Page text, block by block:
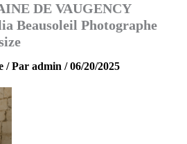
DE VAUGENCY
Beausoleil Photographe
/ Par admin /06/20/2025